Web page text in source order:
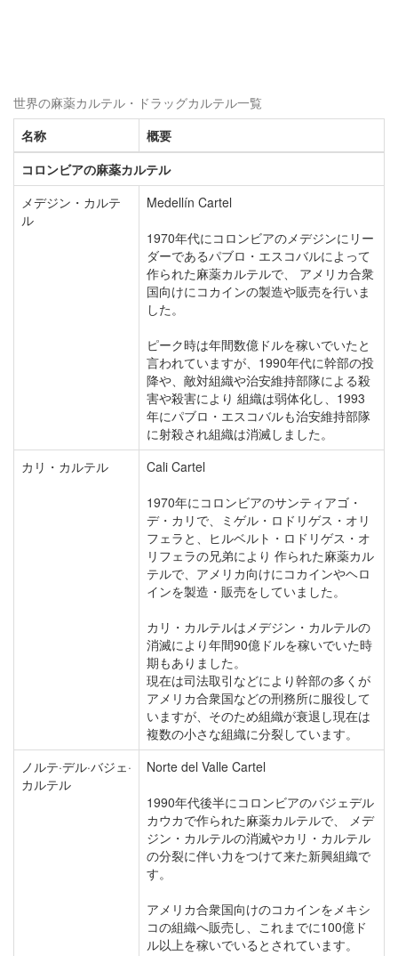
世界の麻薬カルテル・ドラッグカルテル一覧
名称
概要
コロンビアの麻薬カルテル
メデジン・カルテ
ル
Medellín Cartel
1970年代にコロンビアのメデジンにリー
ダーであるパブロ・エスコバルによって
作られた麻薬カルテルで、 アメリカ合衆
国向けにコカインの製造や販売を行いま
した。
ピーク時は年間数億ドルを稼いでいたと
言われていますが、1990年代に幹部の投
降や、敵対組織や治安維持部隊による殺
害や殺害により 組織は弱体化し、1993
年にパブロ・エスコバルも治安維持部隊
に射殺され組織は消滅しました。
カリ・カルテル
Cali Cartel
1970年にコロンビアのサンティアゴ・
デ・カリで、ミゲル・ロドリゲス・オリ
フェラと、ヒルベルト・ロドリゲス・オ
リフェラの兄弟により 作られた麻薬カル
テルで、アメリカ向けにコカインやヘロ
インを製造・販売をしていました。
カリ・カルテルはメデジン・カルテルの
消滅により年間90億ドルを稼いでいた時
期もありました。
現在は司法取引などにより幹部の多くが
アメリカ合衆国などの刑務所に服役して
いますが、そのため組織が衰退し現在は
複数の小さな組織に分裂しています。
ノルテ·デル·バジェ·
カルテル
Norte del Valle Cartel
1990年代後半にコロンビアのバジェデル
カウカで作られた麻薬カルテルで、 メデ
ジン・カルテルの消滅やカリ・カルテル
の分裂に伴い力をつけて来た新興組織で
す。
アメリカ合衆国向けのコカインをメキシ
コの組織へ販売し、これまでに100億ド
ル以上を稼いでいるとされています。